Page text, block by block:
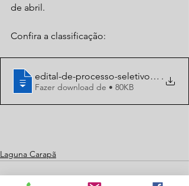
de abril.
Confira a classificação:
edital-de-processo-seletivo- .
Fazer download de • 80KB
Laguna Carapã